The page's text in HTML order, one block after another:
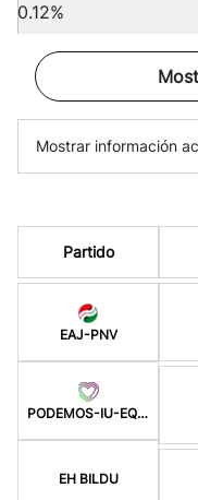
0.12%
Mostrar información
Partido
EAJ-PNV
PODEMOS-IU-EQUO BERD
EH BILDU